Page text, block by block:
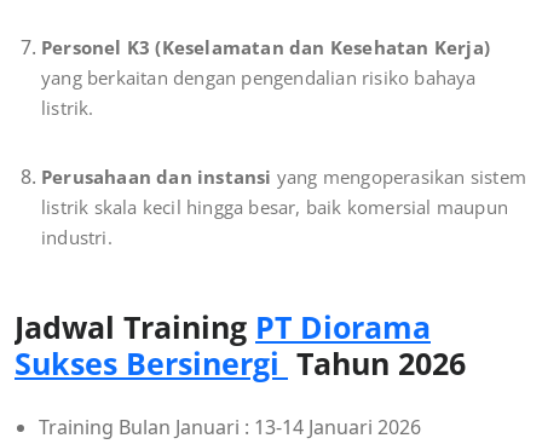
Personel K3 (Keselamatan dan Kesehatan Kerja)
yang berkaitan dengan pengendalian risiko bahaya
listrik.
Perusahaan dan instansi yang mengoperasikan sistem
listrik skala kecil hingga besar, baik komersial maupun
industri.
Jadwal Training PT Diorama
Sukses Bersinergi Tahun 2026
Training Bulan Januari : 13-14 Januari 2026